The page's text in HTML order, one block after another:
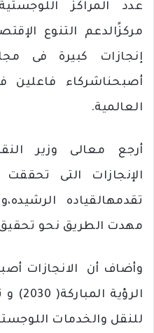
عدد
المراكز اللوجستية
مركزًا لدعم التنوع
إنجازات
كبيرة فى
أصبحناشركاء فاعلين
العالمية.
أرجع معالى وزير
الإنجازات
التى تحققت
تقدمهالقياده
مهدت الطريق نحو
وأضاف أن الانجازات
الرؤية المباركة( 2030) و
للنقل والخدمات